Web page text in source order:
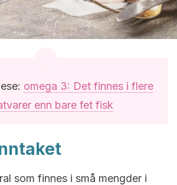
omega 3: Det finnes i flere
enn bare fet fisk
som finnes i små mengder i